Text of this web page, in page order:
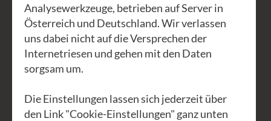
der schwachsinnigen Abgabenlast auf
Arbeit ist Wegschmeißen oft billiger als
Reparieren. Die größte Sauerei ist das
gewollte Kaputtgehen von fast allen
auch Kleidern, Schuhen (unsere
Analysewerkzeuge, betrieben auf Server in
Österreich und Deutschland. Wir verlassen
uns dabei nicht auf die Versprechen der
Internetriesen und gehen mit den Daten
sorgsam um.
Die Einstellungen lassen sich jederzeit über
den Link "Cookie-Einstellungen" ganz unten